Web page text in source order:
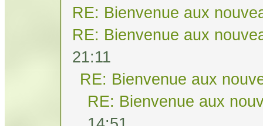
RE: Bienvenue aux
RE: Bienvenue aux
21:11
RE: Bienvenue aux
RE: Bienvenue aux